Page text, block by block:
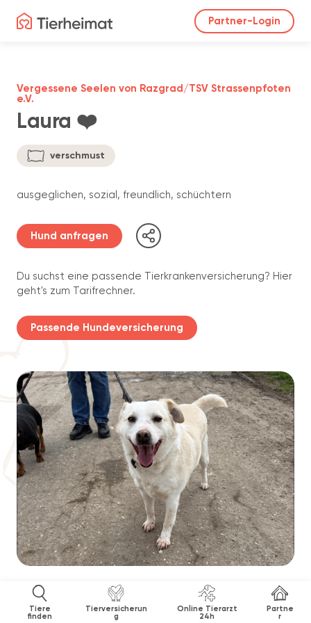
Partner-Login
Tiere
finden
Tierversicherun
g
Online Tierarzt
24h
Partne
r
Laura ❤️
Vergessene Seelen von Razgrad/TSV Strassenpfoten
e.V.
verschmust
ausgeglichen, sozial, freundlich, schüchtern
Hund anfragen
Du suchst eine passende Tierkrankenversicherung? Hier
geht's zum Tarifrechner.
Passende Hundeversicherung